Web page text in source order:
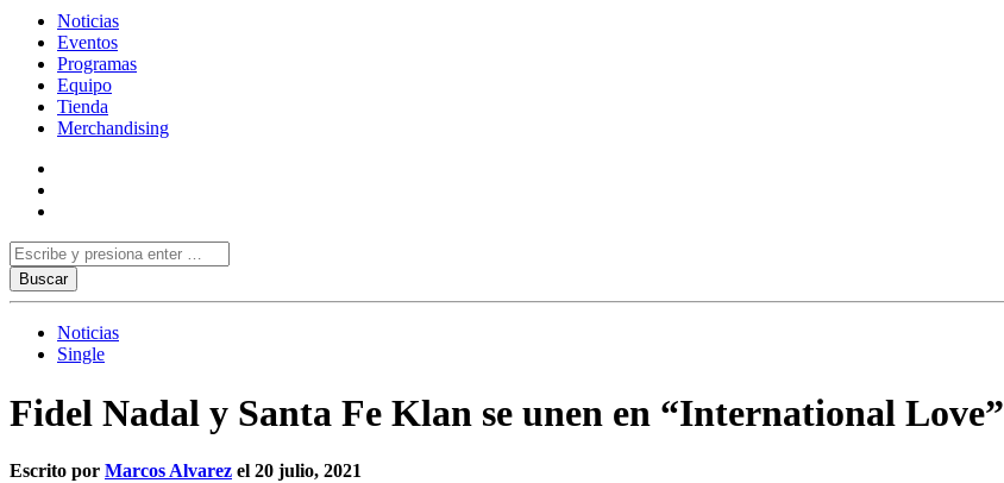
Noticias
Eventos
Programas
Equipo
Tienda
Merchandising
Noticias
Single
Fidel Nadal y Santa Fe Klan se unen en “International Love”
Escrito por Marcos Alvarez el 20 julio, 2021